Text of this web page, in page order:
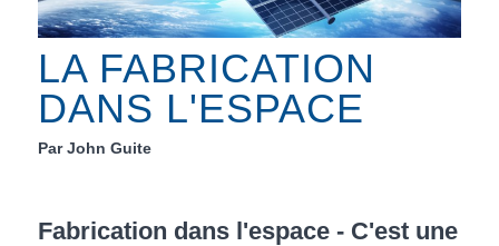
LA FABRICATION
DANS L'ESPACE
Par John Guite
Fabrication dans l'espace - C'est une